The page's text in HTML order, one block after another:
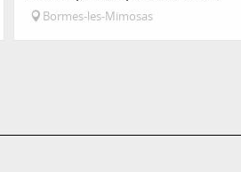
Bormes-les-Mimosas